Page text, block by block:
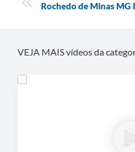
Rochedo de Minas
VEJA MAIS vídeos da